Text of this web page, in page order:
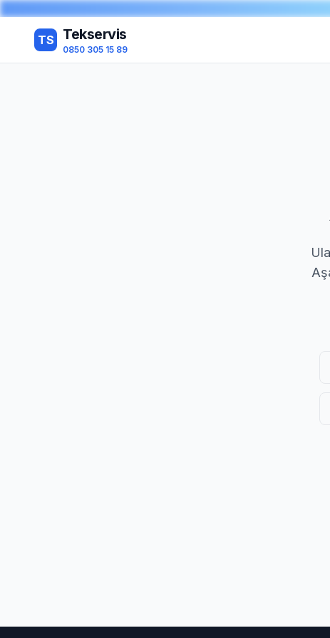
TS Tekservis
0850 305 15 89